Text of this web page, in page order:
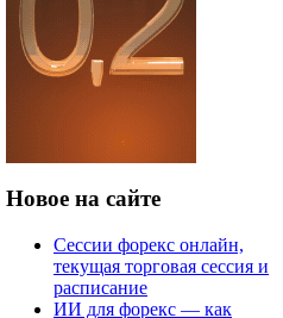
Новое на сайте
Сессии форекс онлайн,
текущая торговая сессия и
расписание
ИИ для форекс — как